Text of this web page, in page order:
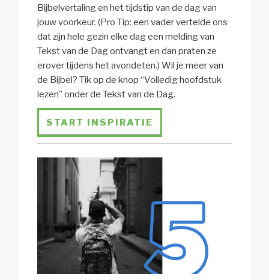
Bijbelvertaling en het tijdstip van de dag van
jouw voorkeur. (Pro Tip: een vader vertelde ons
dat zijn hele gezin elke dag een melding van
Tekst van de Dag ontvangt en dan praten ze
erover tijdens het avondeten.) Wil je meer van
de Bijbel? Tik op de knop “Volledig hoofdstuk
lezen” onder de Tekst van de Dag.
START INSPIRATIE